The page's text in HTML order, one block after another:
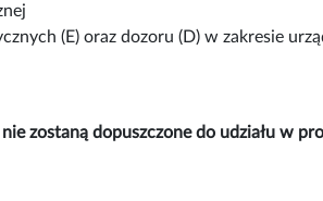
(E) oraz dozoru (D) w zakresie
zostaną dopuszczone do udziału w